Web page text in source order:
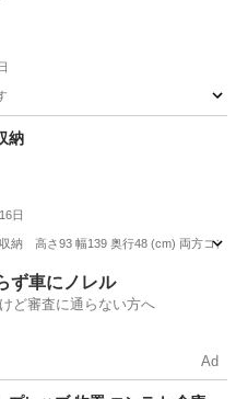
ス、トレーニング
納
日
高さ93 幅139 奥行48 (cm) 両方コン
ず車にノレル
ど審査に通らない方へ
Ad